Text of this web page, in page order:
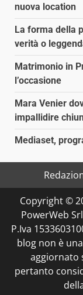
nuova location
La forma della
verità o
Matrimonio in
l’occasione
Mara Venier
impallidire
Mediaset,
Copyright ©
PowerWeb
P.Iva
blog non è
aggiornato
pertanto